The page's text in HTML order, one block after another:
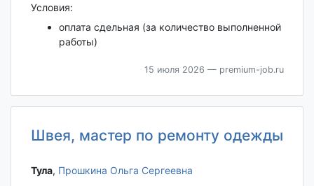
Условия:
оплата сдельная (за количество выполненной
работы)
15 июля 2026 — premium-job.ru
Швея, мастер по ремонту одежды
Тула‎, Прошкина Ольга Сергеевна